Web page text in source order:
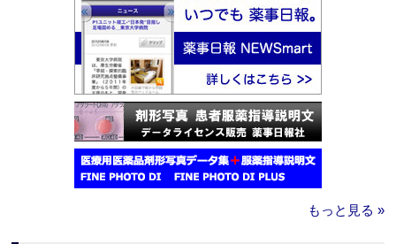
もっと見る »